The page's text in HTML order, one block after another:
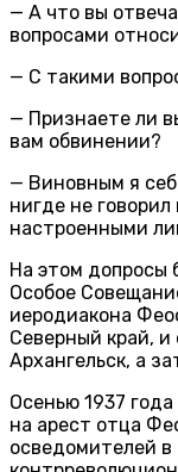
— А что вы
вопросами
— С такими
— Признаете ли
вам обвинении?
— Виновным я
нигде не
настроенными
На этом допросы
Особое
иеродиакона
Северный край, и
Архангельск, а
Осенью 1937
на арест отца
осведомителей в